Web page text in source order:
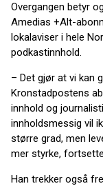
Overgangen betyr
Amedias +Alt-
lokalaviser i hele
podkastinnhold.
– Det gjør at vi kan
Kronstadpostens
innhold og
innholdsmessig vil
større grad, men
mer styrke,
Han trekker også